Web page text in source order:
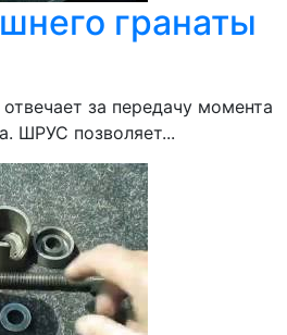
гранаты
за передачу момента
ШРУС позволяет...